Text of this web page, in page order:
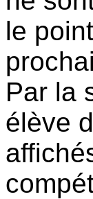
le
Par la
élève